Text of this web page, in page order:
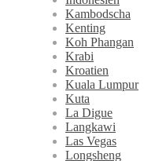
Kambodscha
Kenting
Koh Phangan
Krabi
Kroatien
Kuala Lumpur
Kuta
La Digue
Langkawi
Las Vegas
Longsheng